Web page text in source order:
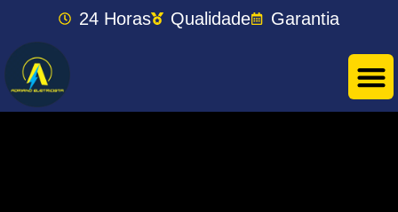
24 Horas Qualidade Garantia